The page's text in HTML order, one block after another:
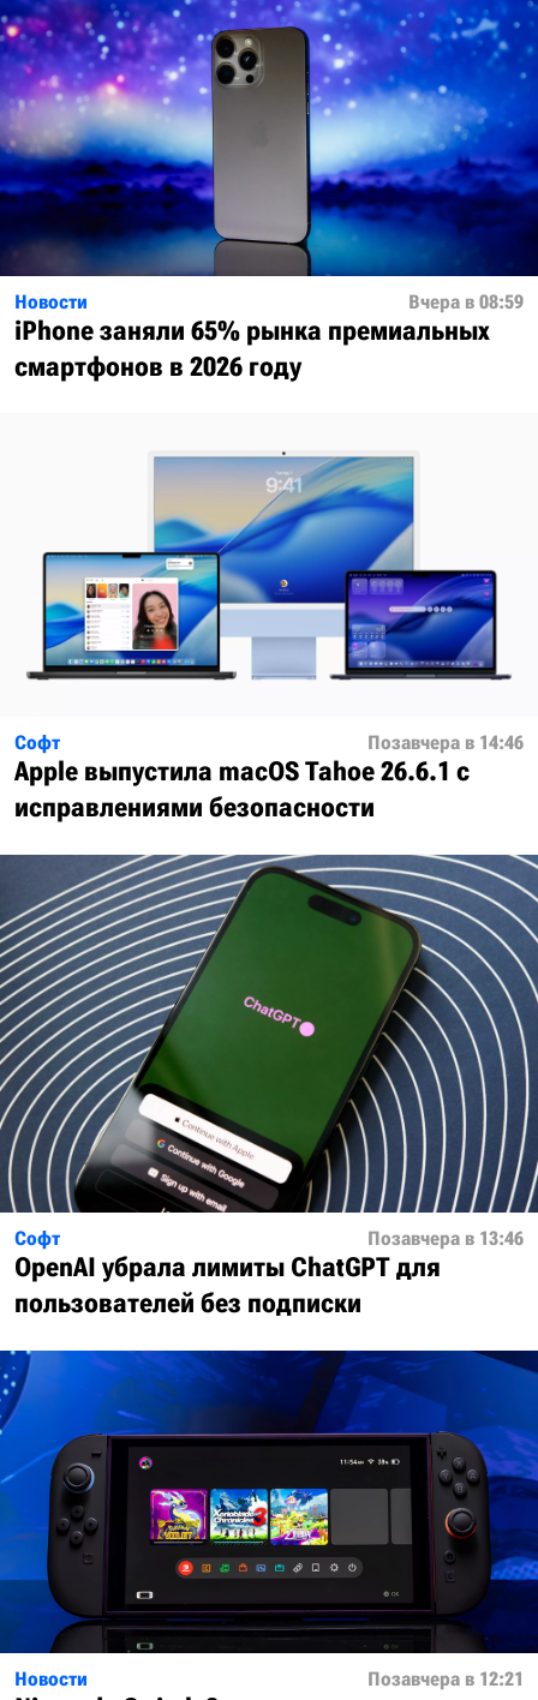
Новости Вчера в 08:59
iPhone заняли 65% рынка премиальных
смартфонов в 2026 году
Софт Позавчера в 14:46
Apple выпустила macOS Tahoe 26.6.1 с
исправлениями безопасности
Софт Позавчера в 13:46
OpenAI убрала лимиты ChatGPT для
пользователей без подписки
Новости Позавчера в 12:21